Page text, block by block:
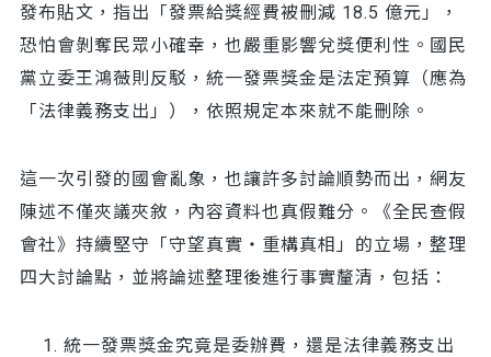
發布貼文，指出「發票給獎經費被刪減 18.5 億元」，
恐怕會剝奪民眾小確幸，也嚴重影響兌獎便利性。國民
黨立委王鴻薇則反駁，統一發票獎金是法定預算（應為
「法律義務支出」），依照規定本來就不能刪除。
這一次引發的國會亂象，也讓許多討論順勢而出，網友
陳述不僅夾議夾敘，內容資料也真假難分。《全民查假
會社》持續堅守「守望真實・重構真相」的立場，整理
四大討論點，並將論述整理後進行事實釐清，包括：
統一發票獎金究竟是委辦費，還是法律義務支出